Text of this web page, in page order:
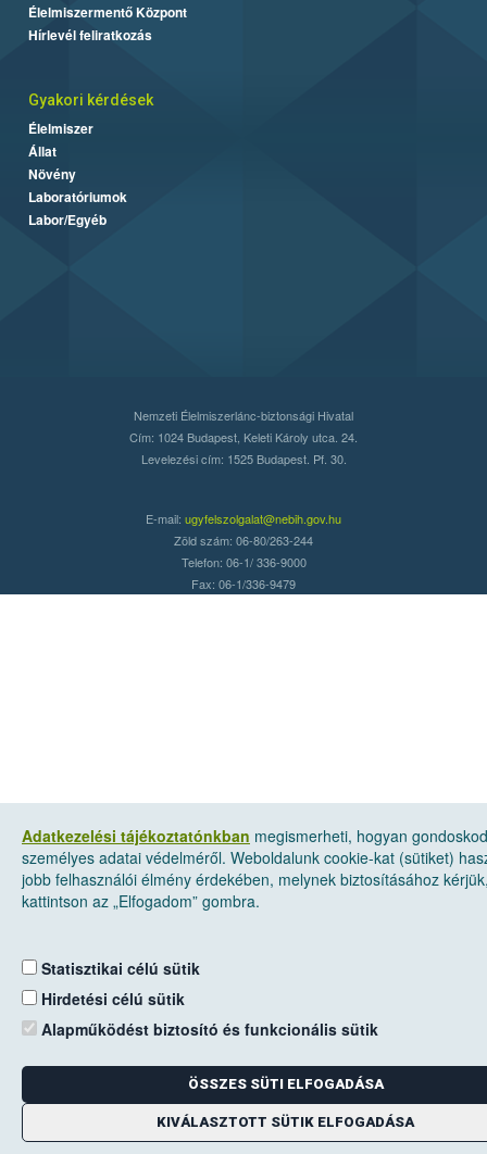
Adatkezelési tájékoztatónkban megismerheti, hogyan
személyes adatai védelméről. Weboldalunk cookie-kat (sütiket)
jobb felhasználói élmény érdekében, melynek biztosításához
kattintson az „Elfogadom” gombra.
Statisztikai célú sütik
Hirdetési célú sütik
Alapműködést biztosító és funkcionális sütik
ÖSSZES SÜTI ELFOGADÁSA
KIVÁLASZTOTT SÜTIK ELFOGADÁSA
Élelmiszermentő Központ
Hírlevél feliratkozás
Gyakori kérdések
Élelmiszer
Állat
Növény
Laboratóriumok
Labor/Egyéb
Nemzeti Élelmiszerlánc-biztonsági Hivatal
Cím: 1024 Budapest, Keleti Károly utca. 24.
Levelezési cím: 1525 Budapest. Pf. 30.
E-mail: ugyfelszolgalat@nebih.gov.hu
Zöld szám: 06-80/263-244
Telefon: 06-1/ 336-9000
Fax: 06-1/336-9479